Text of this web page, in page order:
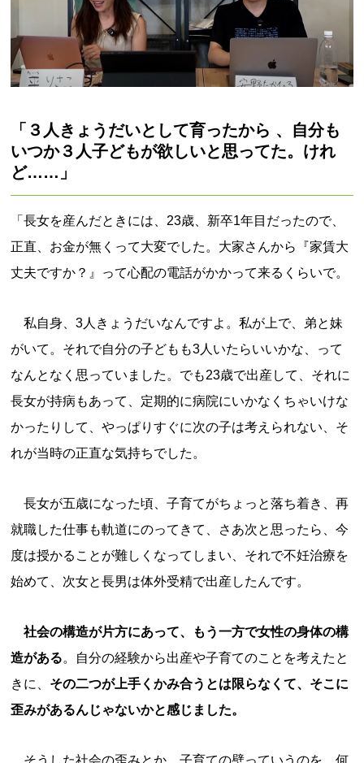
「３人きょうだいとして育ったから 、自分も
いつか３人子どもが欲しいと思ってた。けれ
ど……」
「長女を産んだときには、23歳、新卒1年目だったので、
正直、お金が無くって大変でした。大家さんから『家賃大
丈夫ですか？』って心配の電話がかかって来るくらいで。
私自身、3人きょうだいなんですよ。私が上で、弟と妹
がいて。それで自分の子どもも3人いたらいいかな、って
なんとなく思っていました。でも23歳で出産して、それに
長女が持病もあって、定期的に病院にいかなくちゃいけな
かったりして、やっぱりすぐに次の子は考えられない、そ
れが当時の正直な気持ちでした。
長女が五歳になった頃、子育てがちょっと落ち着き、再
就職した仕事も軌道にのってきて、さあ次と思ったら、今
度は授かることが難しくなってしまい、それで不妊治療を
始めて、次女と長男は体外受精で出産したんです。
社会の構造が片方にあって、もう一方で女性の身体の構
造がある。自分の経験から出産や子育てのことを考えたと
きに、 その二つが上手くかみ合うとは限らなくて、そこに
歪みがあるんじゃないかと感じました。
そうした社会の歪みとか、子育ての壁っていうのを、何